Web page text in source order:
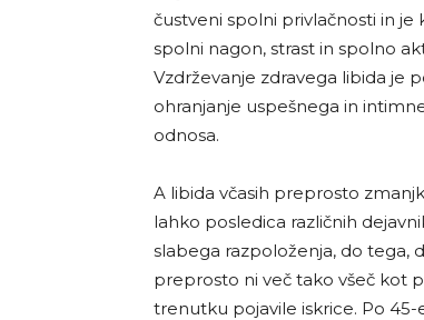
čustveni spolni privlačnosti in je
spolni nagon, strast in spolno
Vzdrževanje zdravega libida je
ohranjanje uspešnega in
odnosa.
A libida včasih preprosto
lahko posledica različnih
slabega razpoloženja, do tega,
preprosto ni več tako všeč kot
trenutku pojavile iskrice. Po